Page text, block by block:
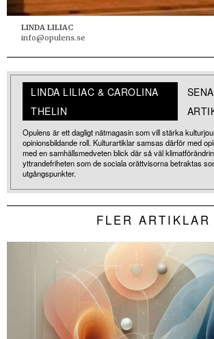
LINDA LILIAC
info@opulens.se
LINDA LILIAC & CAROLINA
THELIN
Opulens är ett dagligt nätmagasin som vill stärka
opinionsbildande roll. Kulturartiklar samsas därför med
med en samhällsmedveten blick där så väl
yttrandefriheten som de sociala orättvisorna betraktas
utgångspunkter.
FLER ARTIKLAR